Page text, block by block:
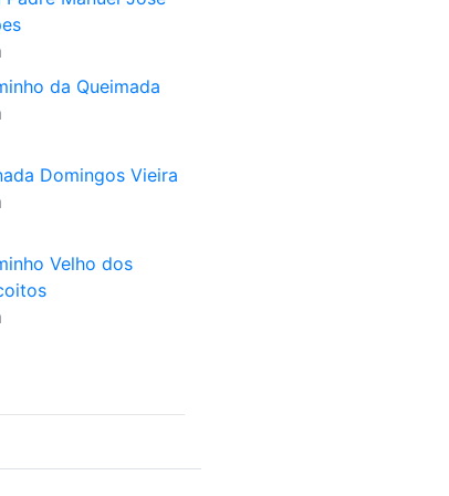
da Queimada
Domingos Vieira
Velho dos